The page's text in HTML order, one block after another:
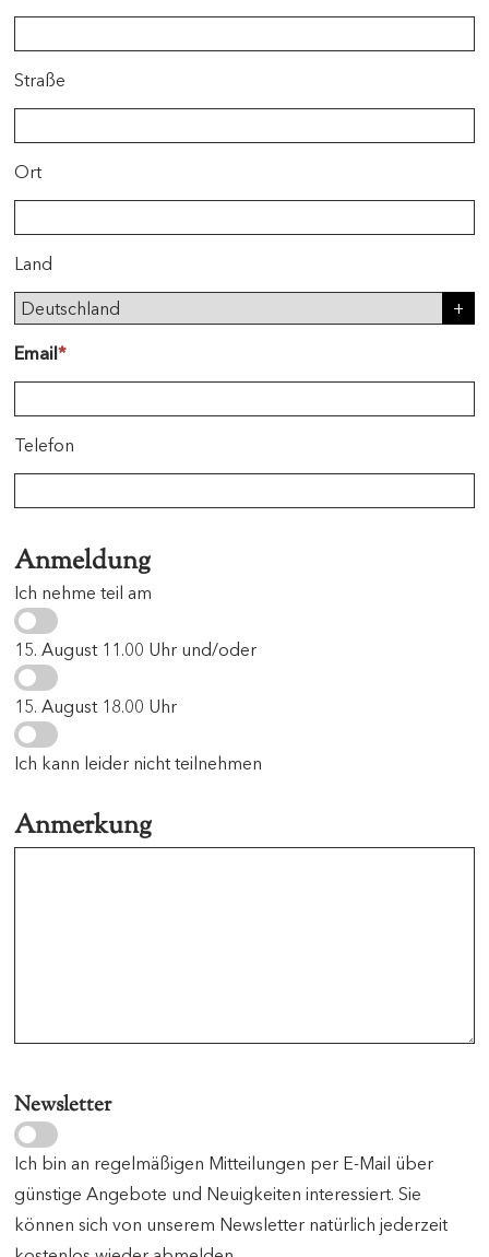
Straße
Ort
Land
Email*
Telefon
Anmeldung
Ich nehme teil am
15. August 11.00 Uhr und/oder
15. August 18.00 Uhr
Ich kann leider nicht teilnehmen
Anmerkung
Newsletter
Ich bin an regelmäßigen Mitteilungen per E-Mail über
günstige Angebote und Neuigkeiten interessiert. Sie
können sich von unserem Newsletter natürlich jederzeit